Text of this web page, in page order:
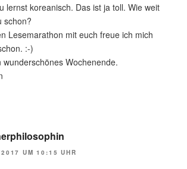
lernst koreanisch. Das ist ja toll. Wie weit
schon?
Lesemarathon mit euch freue ich mich
:-)
wunderschönes Wochenende.
UM 10:15 UHR